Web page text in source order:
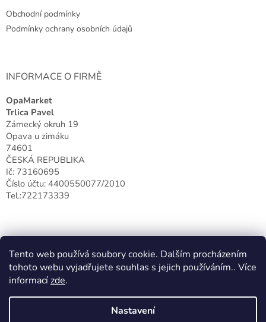
Tento web používá soubory cookie. Dalším procházením
tohoto webu vyjadřujete souhlas s jejich používáním.. Více
informacízde.
Nastavení
Obchodní podmínky
Podmínky ochrany osobních údajů
INFORMACE O FIRMĚ
OpaMarket
Trlica Pavel
Zámecký okruh 19
Opava u zimáku
74601
ČESKÁ REPUBLIKA
Ič: 73160695
Číslo účtu: 4400550077/2010
Tel.:722173339
Vytvořil Shoptet